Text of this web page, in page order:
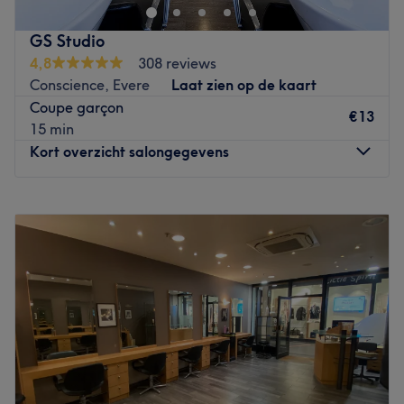
offrent le meilleur pour votre corps et vos cheveux. Envie
d'une nouvelle coupe, d'une couleur pétillante ou d'un
brushing sophistiqué ? L'équipe d'experts est là pour vous
conseiller et vous sublimer ! Venez vous ressourcer dans la
partie consacrée au bien-être et à la beauté avec Diana,
et profitez de soins du corps, du visage, des mains et des
pieds.
Go to venue
GS Studio
4,8
308 reviews
Conscience, Evere
Laat zien op de kaart
Coupe garçon
15 min
€13
Kort overzicht salongegevens
Woensdag
09:00–17:30
17:30
Vrijdag
10:00–18:00
Zaterdag
10:00–16:30
Zondag
Gesloten
GS Studio est un salon de coiffure convivial et à l'écoute
de ses clients ! C'est l'endroit idéal pour se faire coiffer